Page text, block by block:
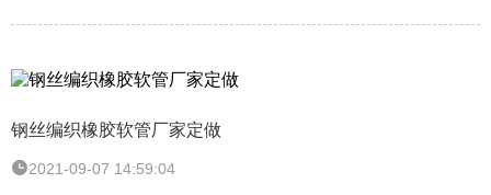
钢丝编织橡胶软管厂家定做
2021-09-07 14:59:04